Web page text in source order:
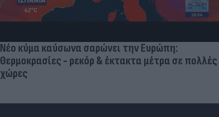
Τουρκικές προκλήσεις στο Αιγαίο: Παραβιάσεις
και εμπλοκή με οπλισμένα F16